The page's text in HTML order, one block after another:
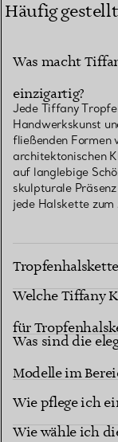
Häufig
Was macht
einzigartig?
Jede Tiffany
Handwerkskunst
fließenden Formen
architektonischen
auf langlebige
skulpturale
jede Halskette
mit Anhänger?
Welche Tiffany
für
Was sind die
Modelle im
Wie pflege ich
Wie wähle ich